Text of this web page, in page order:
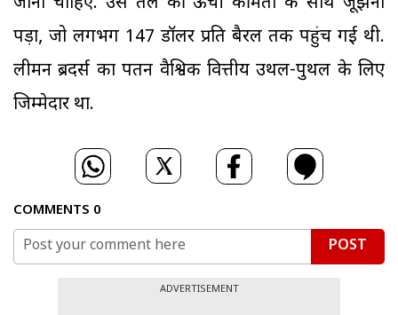
पड़ा, जो लगभग 147 डॉलर प्रति बैरल तक पहुंच गई थी.
लीमन ब्रदर्स का पतन वैश्विक वित्तीय उथल-पुथल के लिए
जिम्मेदार था.
COMMENTS 0
POST
ADVERTISEMENT